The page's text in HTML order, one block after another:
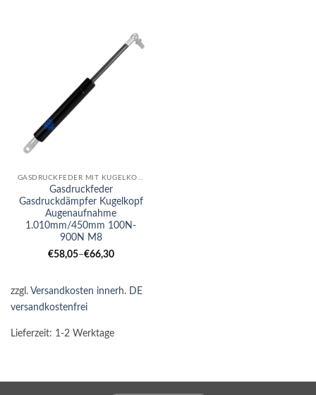
GASDRUCKFEDER MIT KUGELKOPF-AUGE KOMBI
Gasdruckfeder
Gasdruckdämpfer Kugelkopf
Augenaufnahme
1.010mm/450mm 100N-
900N M8
€58,05–€66,30
zzgl. Versandkosten innerh. DE
versandkostenfrei
Lieferzeit: 1-2 Werktage